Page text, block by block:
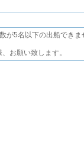
が5名以下の出船できま
お願い致します。